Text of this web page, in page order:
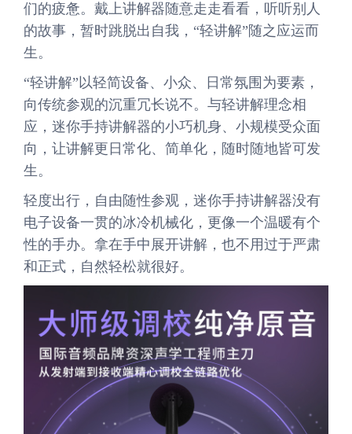
们的疲惫。戴上讲解器随意走走看看，听听别人
的故事，暂时跳脱出自我，“轻讲解”随之应运而
生。
“轻讲解”以轻简设备、小众、日常氛围为要素，
向传统参观的沉重冗长说不。与轻讲解理念相
应，迷你手持讲解器的小巧机身、小规模受众面
向，让讲解更日常化、简单化，随时随地皆可发
生。
轻度出行，自由随性参观，迷你手持讲解器没有
电子设备一贯的冰冷机械化，更像一个温暖有个
性的手办。拿在手中展开讲解，也不用过于严肃
和正式，自然轻松就很好。